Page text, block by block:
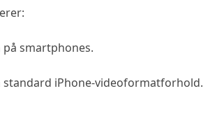
på smartphones.
iPhone-videoformatforhold.